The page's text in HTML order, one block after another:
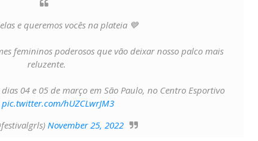
e queremos vocês na plateia 💙
femininos poderosos que vão deixar nosso palco mais
reluzente.
04 e 05 de março em São Paulo, no Centro Esportivo
pic.twitter.com/hUZCLwrJM3
November 25, 2022